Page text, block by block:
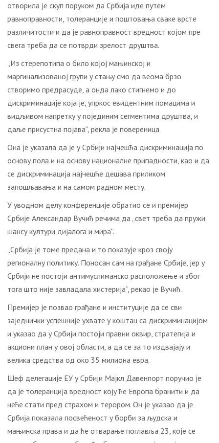
отворила је скуп поруком да Србија иде путем
равноправности, толеранције и поштовања сваке врсте
различитости и да је равноправност вредност којом пре
свега треба да се потврди зрелост друштва.
„Из стерепотипа о било којој мањинској и
маргинализованој групи у стању смо да веома брзо
створимо предрасуде, а онда лако стигнемо и до
дискриминације која је, упркос евидентним помацима и
видљивом напретку у појединим сегментима друштва, и
даље присустна појава“, рекла је повереница.
Она је указала да је у Србији најчешћа дискриминација по
основу пола и на основу националне припадности, као и да
се дискриминација најчешће дешава приликом
запошљавања и на самом радном месту.
У уводном делу конференције обратио се и премијер
Србије Александар Вучић речима да „свет треба да пружи
шансу култури дијалога и мира“.
„Србија је томе предана и то показује кроз своју
регионалну политику. Поносан сам на грађане Србије, јер у
Србији не постоји антимуслиманско расположење и због
тога што није завладала хистерија“, рекао је Вучић.
Премијер је позвао грађане и институције да се сви
заједнички успешније ухвате у коштац са дискриминацијом
и указао да у Србији постоји правни оквир, стратегија и
акциони план у овој области, а да се за то издвајају и
велика средства од око 35 милиона евра.
Шеф делегације ЕУ у Србији Мајкл Давенпорт поручио је
да је толеранција вредност коју ће Европа бранити и да
неће стати пред страхом и терором. Он је указао да је
Србија показала посвећеност у борби за људска и
мањинска права и да ће отварање поглавља 23, које се